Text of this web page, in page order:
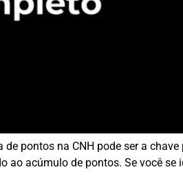
pontos na CNH pode ser a
ao acúmulo de pontos. Se você